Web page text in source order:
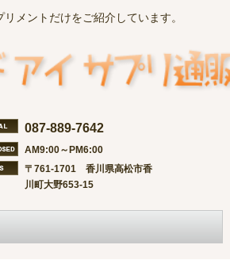
リメントだけをご紹介しています。
087-889-7642
AM9:00～PM6:00
〒761-1701 香川県高松市香
川町大野653-15